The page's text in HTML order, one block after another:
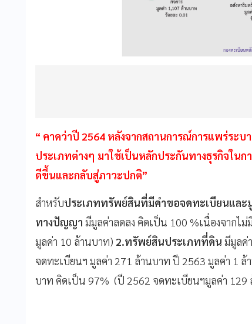
“ คาดว่าปี 2564 หลังจากสถานการณ์การแพร่ระบ
ประเภทต่างๆ มาใช้เป็นหลักประกันทางธุรกิจใน
ดีขึ้นและกลับสู่ภาวะปกติ”
สำหรับประเภททรัพย์สินที่มีคำขอจดทะเบียนและ
ทางปัญญา มีมูลค่าลดลง คิดเป็น 100 %เนื่องจากไ
มูลค่า 10 ล้านบาท) 2.ทรัพย์สินประเภทที่ดิน มีมูลค่
จดทะเบียนฯ มูลค่า 271 ล้านบาท ปี 2563 มูลค่า 1 ล้
บาท คิดเป็น 97% (ปี 2562 จดทะเบียนฯมูลค่า 129